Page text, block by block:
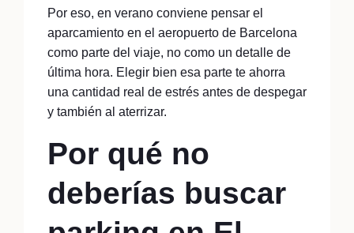
Por eso, en verano conviene pensar el
aparcamiento en el aeropuerto de Barcelona
como parte del viaje, no como un detalle de
última hora. Elegir bien esa parte te ahorra
una cantidad real de estrés antes de despegar
y también al aterrizar.
Por qué no
deberías buscar